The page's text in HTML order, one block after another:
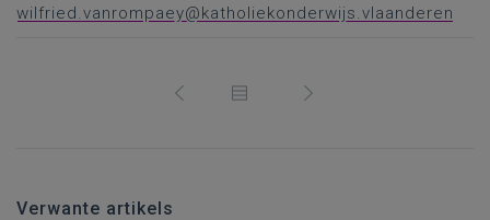
wilfried.vanrompaey@katholiekonderwijs.vlaanderen
Verwante artikels